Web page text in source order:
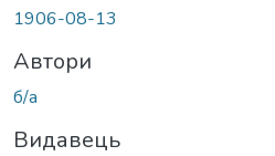
1906-08-13
Автори
б/а
Видавець